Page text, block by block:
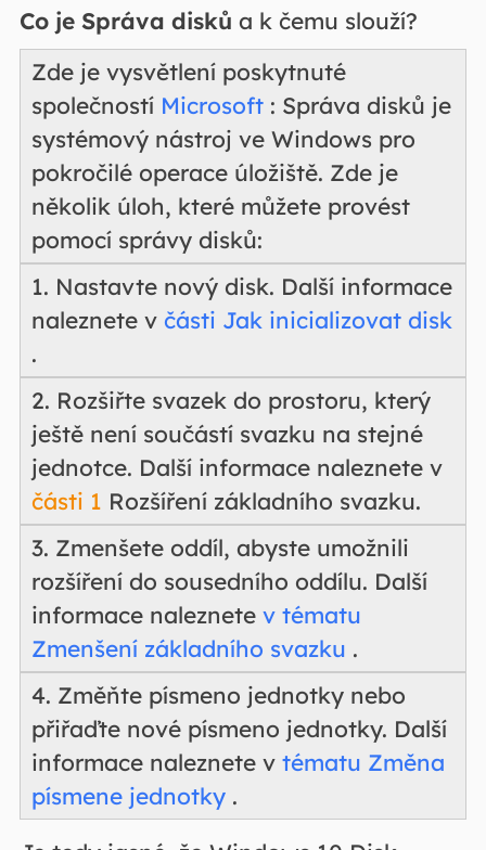
Co je Správa disků a k čemu slouží?
Zde je vysvětlení poskytnuté
společností Microsoft: Správa disků je
systémový nástroj ve Windows pro
pokročilé operace úložiště. Zde je
několik úloh, které můžete provést
pomocí správy disků:
1. Nastavte nový disk. Další informace
naleznete v části Jak inicializovat disk
.
2. Rozšiřte svazek do prostoru, který
ještě není součástí svazku na stejné
jednotce. Další informace naleznete v
části 1 Rozšíření základního svazku.
3. Zmenšete oddíl, abyste umožnili
rozšíření do sousedního oddílu. Další
informace naleznete v tématu
Zmenšení základního svazku .
4. Změňte písmeno jednotky nebo
přiřaďte nové písmeno jednotky. Další
informace naleznete v tématu Změna
písmene jednotky.